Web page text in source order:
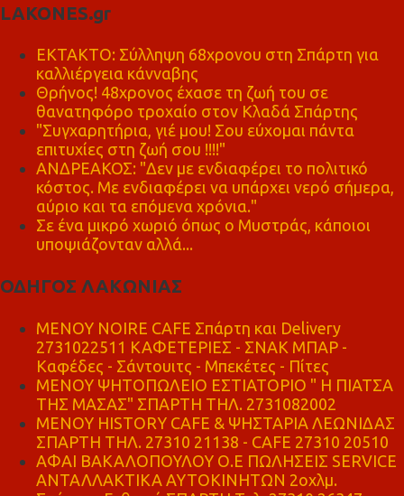
LAKONES.gr
ΕΚΤΑΚΤΟ: Σύλληψη 68χρονου στη Σπάρτη για
καλλιέργεια κάνναβης
Θρήνος! 48χρονος έχασε τη ζωή του σε
θανατηφόρο τροχαίο στον Κλαδά Σπάρτης
"Συγχαρητήρια, γιέ μου! Σου εύχομαι πάντα
επιτυχίες στη ζωή σου !!!!"
ΑΝΔΡΕΑΚΟΣ: "Δεν με ενδιαφέρει το πολιτικό
κόστος. Με ενδιαφέρει να υπάρχει νερό σήμερα,
αύριο και τα επόμενα χρόνια."
Σε ένα μικρό χωριό όπως ο Μυστράς, κάποιοι
υποψιάζονταν αλλά...
ΟΔΗΓΟΣ ΛΑΚΩΝΙΑΣ
MENOY NOIRE CAFE Σπάρτη και Delivery
2731022511 ΚΑΦΕΤΕΡΙΕΣ - ΣΝΑΚ ΜΠΑΡ -
Καφέδες - Σάντουιτς - Μπεκέτες - Πίτες
ΜΕΝΟΥ ΨΗΤΟΠΩΛΕΙΟ ΕΣΤΙΑΤΟΡΙΟ " Η ΠΙΑΤΣΑ
ΤΗΣ ΜΑΣΑΣ" ΣΠΑΡΤΗ ΤΗΛ. 2731082002
ΜΕΝΟΥ HISTORY CAFE & ΨΗΣΤΑΡΙΑ ΛΕΩΝΙΔΑΣ
ΣΠΑΡΤΗ ΤΗΛ. 27310 21138 - CAFE 27310 20510
ΑΦΑΙ ΒΑΚΑΛΟΠΟΥΛΟΥ Ο.Ε ΠΩΛΗΣΕΙΣ SERVICE
ΑΝΤΑΛΛΑΚΤΙΚΑ ΑΥΤΟΚΙΝΗΤΩΝ 2οχλμ.